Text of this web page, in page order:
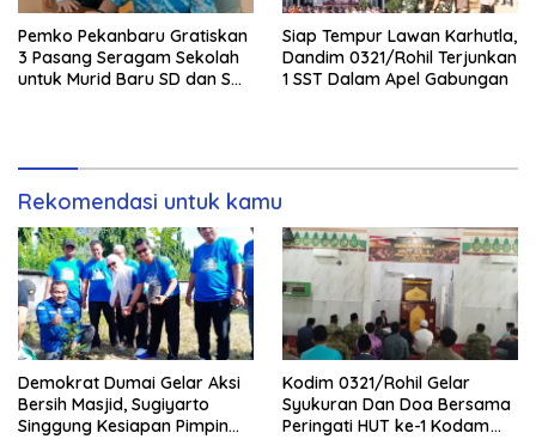
Pemko Pekanbaru Gratiskan
3 Pasang Seragam Sekolah
untuk Murid Baru SD dan SMP
Siap Tempur Lawan Karhutla,
Dandim 0321/Rohil Terjunkan
1 SST Dalam Apel Gabungan
Rekomendasi untuk kamu
Demokrat Dumai Gelar Aksi
Bersih Masjid, Sugiyarto
Singgung Kesiapan Pimpin
Kodim 0321/Rohil Gelar
Syukuran Dan Doa Bersama
Peringati HUT ke-1 Kodam